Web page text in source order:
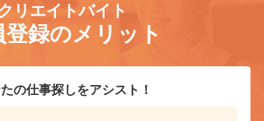
リエイトバイト
登録のメリット
の仕事探しをアシスト！